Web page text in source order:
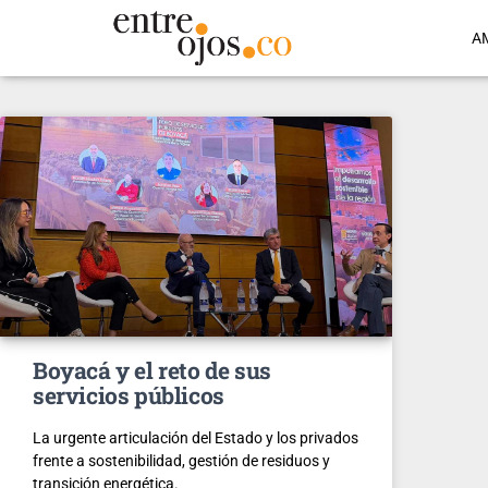
Boyacá y el reto de sus
servicios públicos
La urgente articulación del Estado y los privados
frente a sostenibilidad, gestión de residuos y
transición energética.